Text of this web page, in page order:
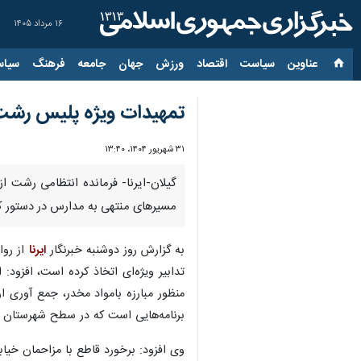
۱۶ مرداد ۱۴۰۵
عناوین‌ سیاست اقتصاد ورزش جهان جامعه فرهنگ
تمهیدات ویژه پلیس
۳۱ شهریور ۱۴۰۴، ۱۳:۴۰